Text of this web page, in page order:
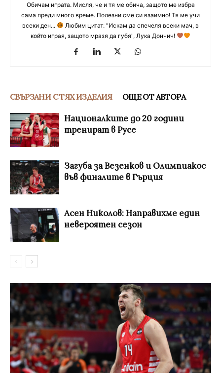
Обичам играта. Мисля, че и тя ме обича, защото ме избра
сама преди много време. Полезни сме си взаимно! Тя ме учи
всеки ден...
Любим цитат: "Искам да спечеля всеки мач, в
който играя, защото мразя да губя", Лука Дончич!
СВЪРЗАНИ С ТЯХ ИЗДЕЛИЯ ОЩЕ ОТ АВТОРА
Националките до 20 години
тренират в Русе
Загуба за Везенков и Олимпиакос
във финалите в Гърция
Асен Николов: Направихме един
невероятен сезон